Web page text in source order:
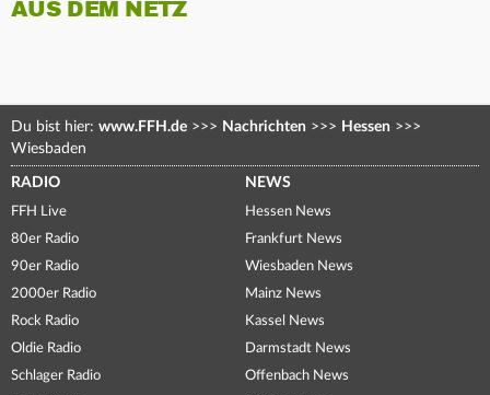
AUS DEM NETZ
Du bist hier: www.FFH.de >>> Nachrichten >>> Hessen >>>
Wiesbaden
RADIO
FFH Live
80er Radio
90er Radio
2000er Radio
Rock Radio
Oldie Radio
Schlager Radio
NEWS
Hessen News
Frankfurt News
Wiesbaden News
Mainz News
Kassel News
Darmstadt News
Offenbach News